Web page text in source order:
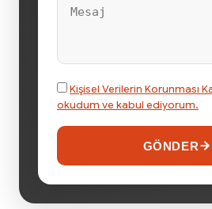
Kişisel Verilerin Korunması
okudum ve kabul ediyorum.
GÖNDER